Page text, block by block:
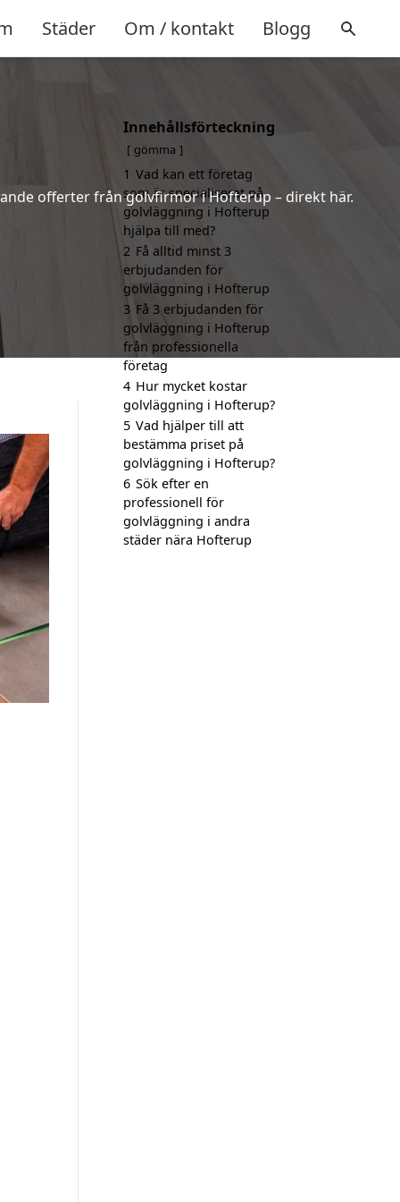
Städer Om / kontakt Blogg
offerter från golvfirmor i Hofterup – direkt här.
Innehållsförteckning
gömma
1 Vad kan ett företag
som är specialiserat på
golvläggning i Hofterup
hjälpa till med?
2 Få alltid minst 3
erbjudanden för
golvläggning i Hofterup
3 Få 3 erbjudanden för
golvläggning i Hofterup
från professionella
företag
4 Hur mycket kostar
golvläggning i Hofterup?
5 Vad hjälper till att
bestämma priset på
golvläggning i Hofterup?
6 Sök efter en
professionell för
golvläggning i andra
städer nära Hofterup